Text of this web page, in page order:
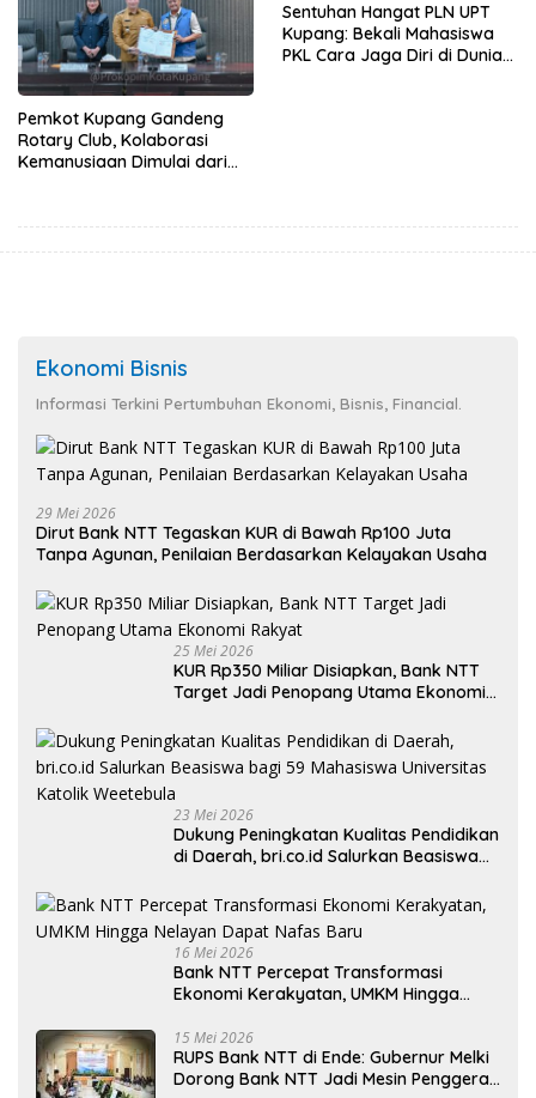
Pemkot Kupang Gandeng
Rotary Club, Kolaborasi
Kemanusiaan Dimulai dari
Sentuhan Hangat PLN UPT
Kupang: Bekali Mahasiswa
PKL Cara Jaga Diri di Dunia
Ekonomi Bisnis
Informasi Terkini Pertumbuhan Ekonomi, Bisnis, Financial.
29 Mei 2026
Dirut Bank NTT Tegaskan KUR di Bawah Rp100 Juta
Tanpa Agunan, Penilaian Berdasarkan Kelayakan Usaha
25 Mei 2026
KUR Rp350 Miliar Disiapkan, Bank NTT
Target Jadi Penopang Utama Ekonomi
23 Mei 2026
Dukung Peningkatan Kualitas Pendidikan
di Daerah, bri.co.id Salurkan Beasiswa
Weetebula
16 Mei 2026
Bank NTT Percepat Transformasi
Ekonomi Kerakyatan, UMKM Hingga
15 Mei 2026
RUPS Bank NTT di Ende: Gubernur Melki
Dorong Bank NTT Jadi Mesin Penggerak